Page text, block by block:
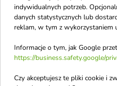
Perfumy z
zapachowe
na co dzień i specjalne okazjePokazano 1-4
indywidualnych potrzeb.
danych statystycznych lub
reklam, w tym z wykorzystaniem
Informacje o tym, jak Google
https://business.safety.google/
Czy akceptujesz te pliki cookie i